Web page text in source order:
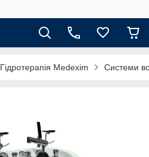
Гідротерапія Medexim Системи